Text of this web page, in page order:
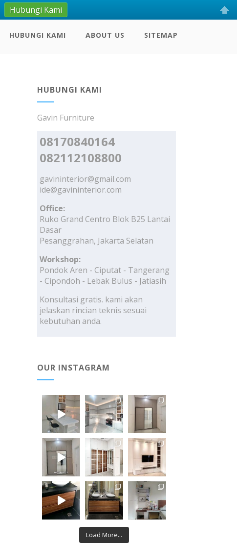
HUBUNGI KAMI ABOUT US SITEMAP
HUBUNGI KAMI
Gavin Furniture
08170840164
082112108800
gavininterior@gmail.com
ide@gavininterior.com
Office:
Ruko Grand Centro Blok B25 Lantai
Dasar
Pesanggrahan, Jakarta Selatan
Workshop:
Pondok Aren - Ciputat - Tangerang
- Cipondoh - Lebak Bulus - Jatiasih
Konsultasi gratis. kami akan
jelaskan rincian teknis sesuai
kebutuhan anda.
OUR INSTAGRAM
Load More...
Hubungi Kami